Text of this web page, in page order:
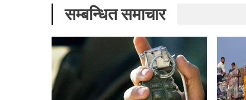
सम्बन्धित समाचार